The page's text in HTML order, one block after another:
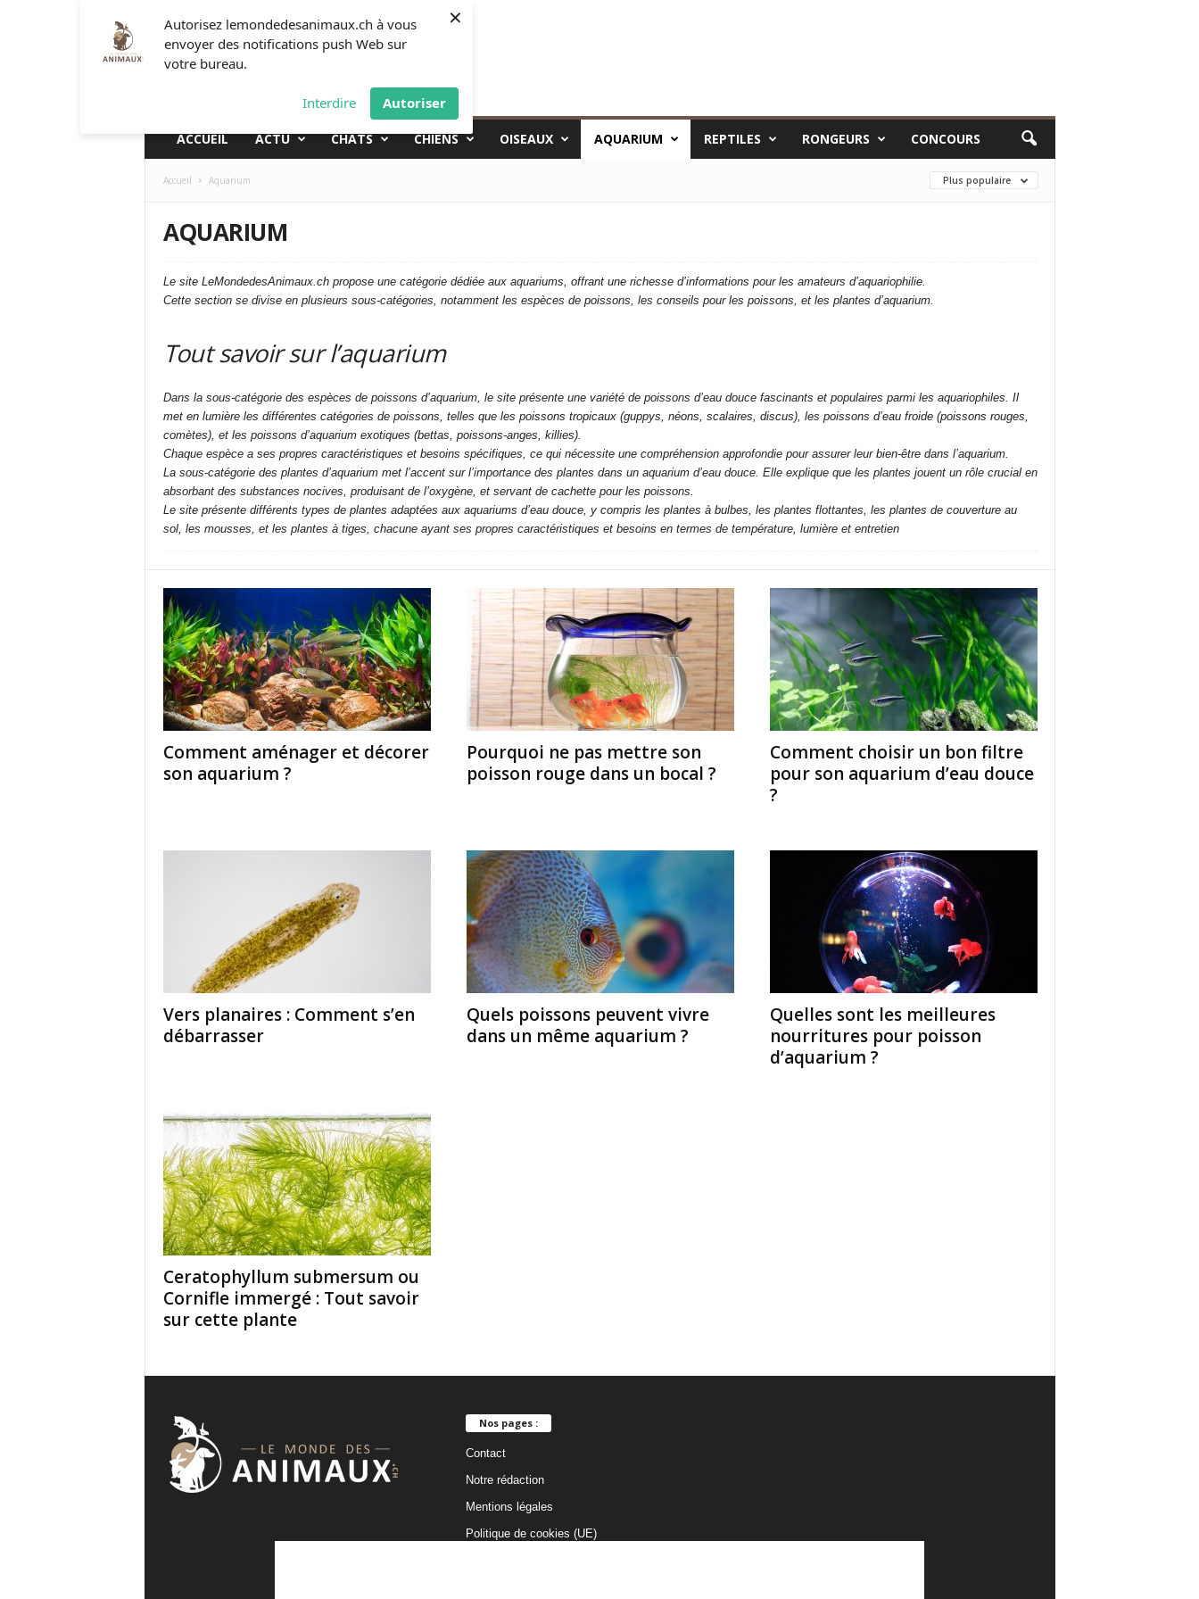
Autorisez lemondedesanimaux.ch à vous
envoyer des notifications push Web sur
votre bureau.
Interdire Autoriser
×
ACCUEIL ACTU CHATS CHIENS OISEAUX AQUARIUM REPTILES RONGEURS CONCOURS
Accueil Aquarium Plus populaire
AQUARIUM
Le site LeMondedesAnimaux.ch propose une catégorie dédiée aux aquariums, offrant une richesse d’informations pour les amateurs d’aquariophilie.
Cette section se divise en plusieurs sous-catégories, notamment les espèces de poissons, les conseils pour les poissons, et les plantes d’aquarium.
Tout savoir sur l’aquarium
Dans la sous-catégorie des espèces de poissons d’aquarium, le site présente une variété de poissons d’eau douce fascinants et populaires parmi les aquariophiles. Il
met en lumière les différentes catégories de poissons, telles que les poissons tropicaux (guppys, néons, scalaires, discus), les poissons d’eau froide (poissons rouges,
comètes), et les poissons d’aquarium exotiques (bettas, poissons-anges, killies).
Chaque espèce a ses propres caractéristiques et besoins spécifiques, ce qui nécessite une compréhension approfondie pour assurer leur bien-être dans l’aquarium​​.
La sous-catégorie des plantes d’aquarium met l’accent sur l’importance des plantes dans un aquarium d’eau douce. Elle explique que les plantes jouent un rôle crucial en
absorbant des substances nocives, produisant de l’oxygène, et servant de cachette pour les poissons.
Le site présente différents types de plantes adaptées aux aquariums d’eau douce, y compris les plantes à bulbes, les plantes flottantes, les plantes de couverture au
sol, les mousses, et les plantes à tiges, chacune ayant ses propres caractéristiques et besoins en termes de température, lumière et entretien
Comment aménager et décorer
son aquarium ?
Pourquoi ne pas mettre son
poisson rouge dans un bocal ?
Comment choisir un bon filtre
pour son aquarium d’eau douce
?
Vers planaires : Comment s’en
débarrasser
Quels poissons peuvent vivre
dans un même aquarium ?
Quelles sont les meilleures
nourritures pour poisson
d’aquarium ?
Ceratophyllum submersum ou
Cornifle immergé : Tout savoir
sur cette plante
Nos pages :
Contact
Notre rédaction
Mentions légales
Politique de cookies (UE)